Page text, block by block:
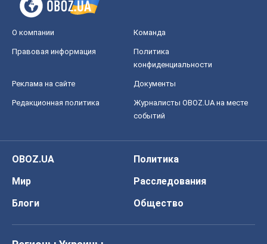
О компании Команда
Правовая информация
Политика
конфиденциальности
Реклама на сайте Документы
Редакционная политика
Журналисты OBOZ.UA на месте
событий
OBOZ.UA
Политика
Мир
Расследования
Блоги
Общество